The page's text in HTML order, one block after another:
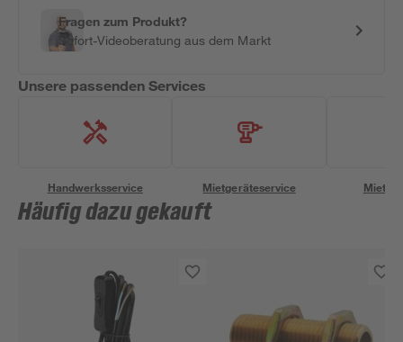
Fragen zum Produkt?
Sofort-Videoberatung aus dem Markt
Unsere passenden Services
Handwerksservice Mietgeräteservice
Häufig dazu gekauft